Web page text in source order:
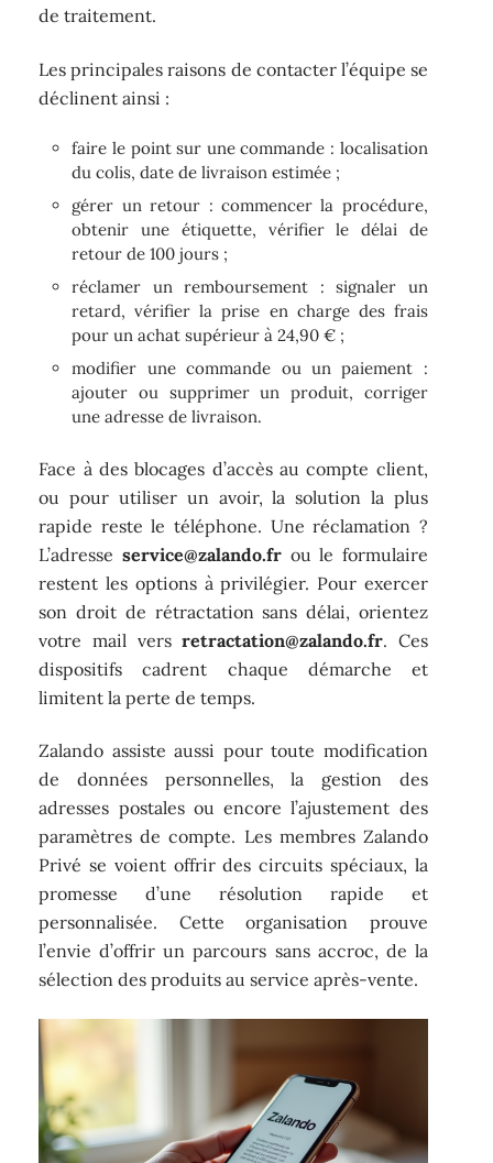
de traitement.
Les principales raisons de contacter l’équipe se
déclinent ainsi :
faire le point sur une commande : localisation
du colis, date de livraison estimée ;
gérer un retour : commencer la procédure,
obtenir une étiquette, vérifier le délai de
retour de 100 jours ;
réclamer un remboursement : signaler un
retard, vérifier la prise en charge des frais
pour un achat supérieur à 24,90 € ;
modifier une commande ou un paiement :
ajouter ou supprimer un produit, corriger
une adresse de livraison.
Face à des blocages d’accès au compte client,
ou pour utiliser un avoir, la solution la plus
rapide reste le téléphone. Une réclamation ?
L’adresse service@zalando.frou le formulaire
restent les options à privilégier. Pour exercer
son droit de rétractation sans délai, orientez
votre mail versretractation@zalando.fr. Ces
dispositifs cadrent chaque démarche et
limitent la perte de temps.
Zalando assiste aussi pour toute modification
de données personnelles, la gestion des
adresses postales ou encore l’ajustement des
paramètres de compte. Les membres Zalando
Privé se voient offrir des circuits spéciaux, la
promesse d’une résolution rapide et
personnalisée. Cette organisation prouve
l’envie d’offrir un parcours sans accroc, de la
sélection des produits au service après-vente.